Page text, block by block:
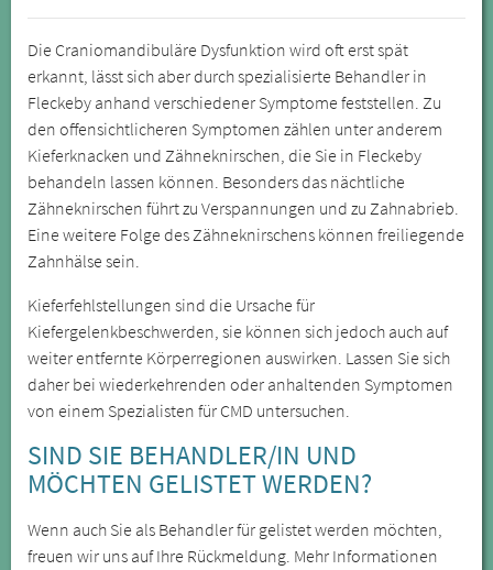
Die Craniomandibuläre Dysfunktion wird oft erst spät
erkannt, lässt sich aber durch spezialisierte Behandler in
Fleckeby anhand verschiedener Symptome feststellen. Zu
den offensichtlicheren Symptomen zählen unter anderem
Kieferknacken und Zähneknirschen, die Sie in Fleckeby
behandeln lassen können. Besonders das nächtliche
Zähneknirschen führt zu Verspannungen und zu Zahnabrieb.
Eine weitere Folge des Zähneknirschens können freiliegende
Zahnhälse sein.
Kieferfehlstellungen sind die Ursache für
Kiefergelenkbeschwerden, sie können sich jedoch auch auf
weiter entfernte Körperregionen auswirken. Lassen Sie sich
daher bei wiederkehrenden oder anhaltenden Symptomen
von einem Spezialisten für CMD untersuchen.
SIND SIE BEHANDLER/IN UND
MÖCHTEN GELISTET WERDEN?
Wenn auch Sie als Behandler für gelistet werden möchten,
freuen wir uns auf Ihre Rückmeldung. Mehr Informationen